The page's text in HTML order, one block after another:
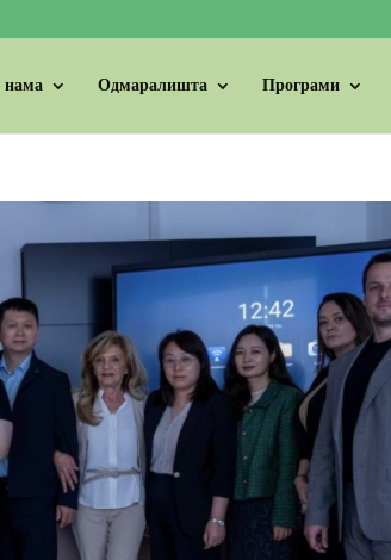
Одмаралишта Програми